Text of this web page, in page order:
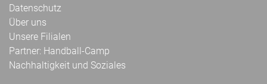
Datenschutz
Über uns
Unsere Filialen
Partner: Handball-Camp
Nachhaltigkeit und Soziales